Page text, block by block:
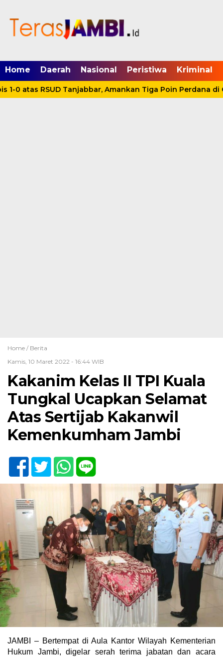
Home Daerah Nasional Peristiwa Kriminal
0 atas RSUD Tanjabbar, Amankan Tiga Poin Perdana di
Home / Berita
Kamis, 10 Maret 2022 - 16:44 WIB
Kakanim Kelas II TPI Kuala
Tungkal Ucapkan Selamat
Atas Sertijab Kakanwil
Kemenkumham Jambi
JAMBI – Bertempat di Aula Kantor Wilayah Kementerian
Hukum Jambi, digelar serah terima jabatan dan acara